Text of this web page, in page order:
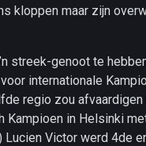
kloppen maar zijn
streek-genoot te
internationale
regio zou
Kampioen in Helsinki
Lucien Victor werd 4de